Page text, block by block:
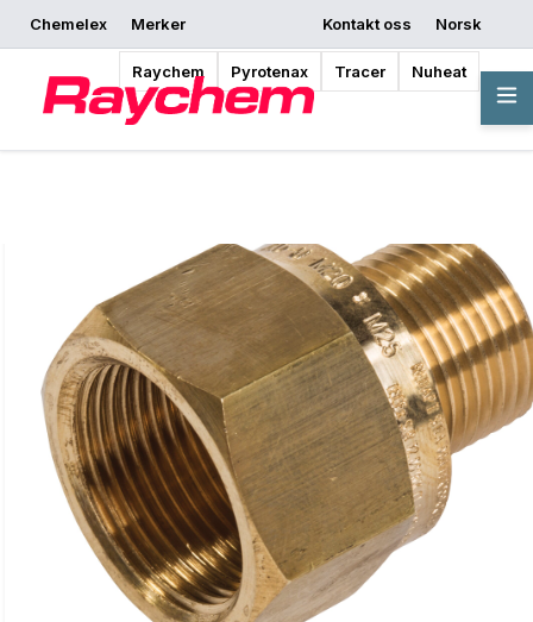
Chemelex Merker
Raychem Pyrotenax Tracer Nuheat
Kontakt oss
Norsk
Be om et tilbud
Hvor kan jeg kjøpe Begynn å designe
Oversikt